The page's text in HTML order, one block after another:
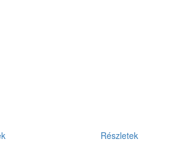
Részletek